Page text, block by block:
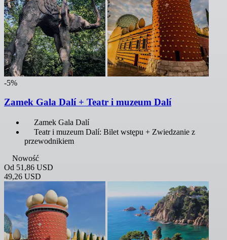
-5%
Zamek Gala Dalí + Teatr i muzeum Dalí
Zamek Gala Dalí
Teatr i muzeum Dalí: Bilet wstępu + Zwiedzanie z
przewodnikiem
Nowość
Od 51,86 USD
49,26 USD